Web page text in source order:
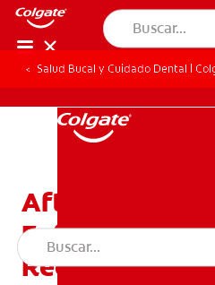
Salud Bucal y Cuidado Dental |
Aftas Causadas
Enfermedad
Reconocerlas